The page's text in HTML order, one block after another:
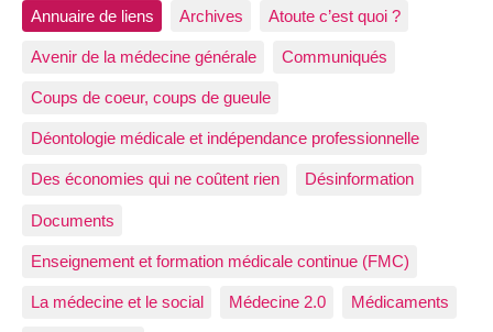
Annuaire de liens Archives Atoute c’est quoi ?
Avenir de la médecine générale Communiqués
Coups de coeur, coups de gueule
Déontologie médicale et indépendance professionnelle
Des économies qui ne coûtent rien Désinformation
Documents
Enseignement et formation médicale continue (FMC)
La médecine et le social Médecine 2.0 Médicaments